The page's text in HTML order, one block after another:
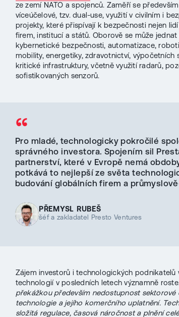
ze zemí NATO a spojenců. Zaměří se
víceúčelové, tzv. dual-use, využití v civilním i
projekty, které přispívají k bezpečnosti nejen
firem, institucí a států. Oborově se může
kybernetické bezpečnosti, automatizace,
mobility, energetiky, zdravotnictví, výpočetních
kritické infrastruktury, včetně využití radarů,
sofistikovaných senzorů.
“
Pro mladé, technologicky pokročilé
správného investora. Spojením sil
partnerství, které v Evropě nemá
potkává to nejlepší ze světa
budování globálních firem a
PŘEMYSL RUBEŠ
šéf a zakladatel Presto Ventures
Zájem investorů i technologických
technologií v posledních letech významně
překážkou především nedostupnost sektorové
technologie a jejího komerčního uplatnění.
složitá regulace, časová náročnost a plnění